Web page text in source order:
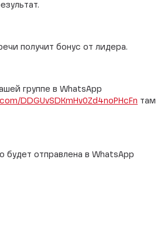
получит бонус от лидера.
группе в WhatsApp
DDGUvSDKmHv0Zd4noPHcFn там
будет отправлена в WhatsApp